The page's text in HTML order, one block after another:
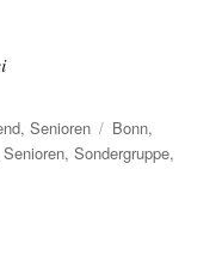
,Senioren Schlagwörter
Bonn,
Senioren,Sondergruppe,